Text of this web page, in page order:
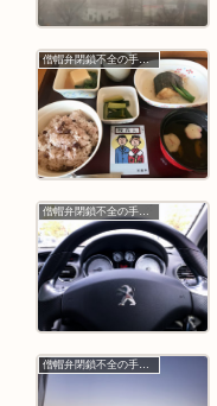
僧帽弁閉鎖不全の手術入院
僧帽弁閉鎖不全の手術入院
僧帽弁閉鎖不全の手術入院